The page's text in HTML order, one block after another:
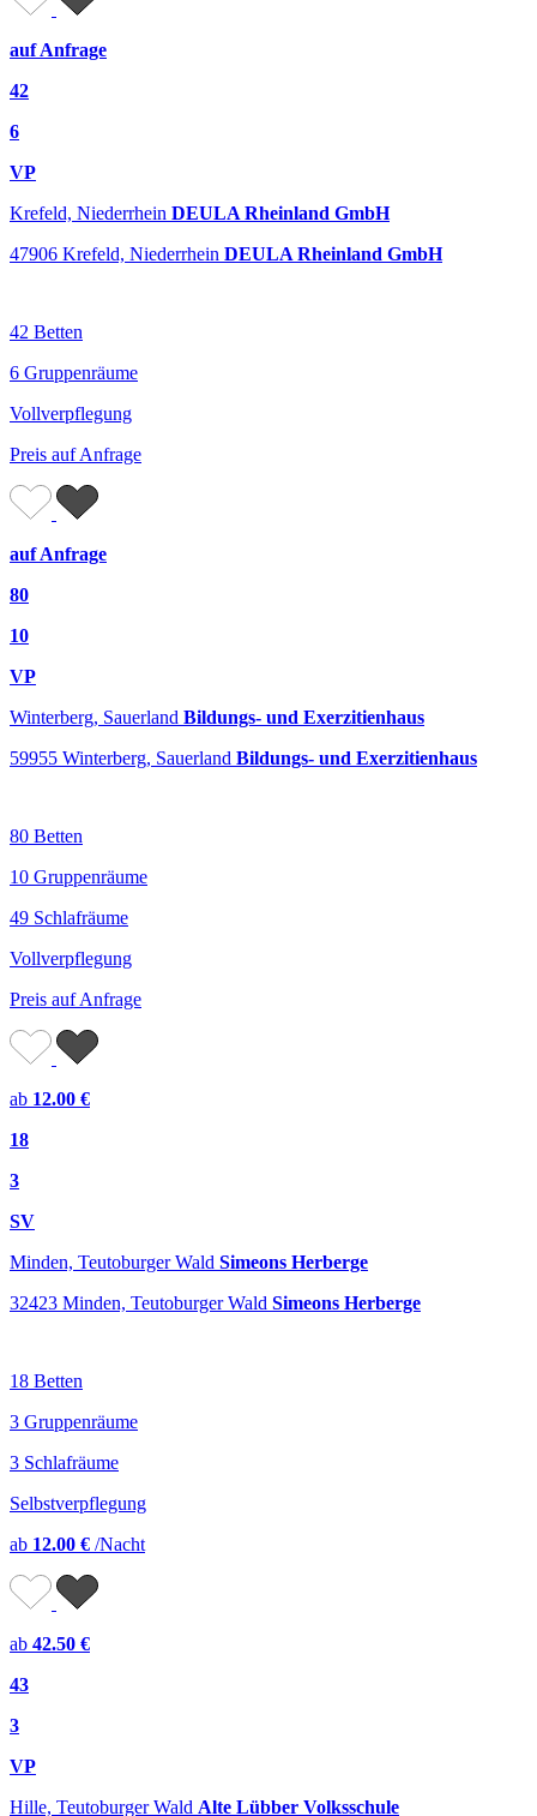
auf Anfrage
42
6
VP
Krefeld, Niederrhein DEULA Rheinland GmbH
47906 Krefeld, Niederrhein DEULA Rheinland GmbH
42 Betten
6 Gruppenräume
Vollverpflegung
Preis auf Anfrage
auf Anfrage
80
10
VP
Winterberg, Sauerland Bildungs- und Exerzitienhaus
59955 Winterberg, Sauerland Bildungs- und Exerzitienhaus
80 Betten
10 Gruppenräume
49 Schlafräume
Vollverpflegung
Preis auf Anfrage
ab 12.00 €
18
3
SV
Minden, Teutoburger Wald Simeons Herberge
32423 Minden, Teutoburger Wald Simeons Herberge
18 Betten
3 Gruppenräume
3 Schlafräume
Selbstverpflegung
ab 12.00 € /Nacht
ab 42.50 €
43
3
VP
Hille, Teutoburger Wald Alte Lübber Volksschule